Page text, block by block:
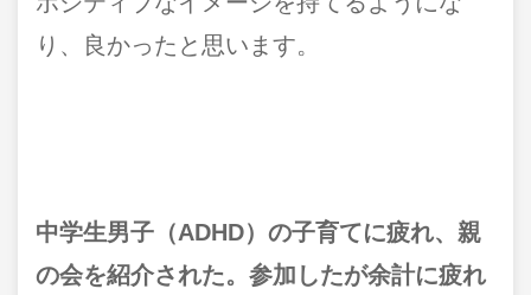
り、良かったと思います。
中学生男子（ADHD）の子育てに疲れ、親
の会を紹介された。参加したが余計に疲れ